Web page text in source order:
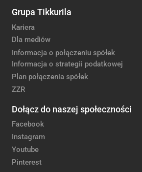
Grupa Tikkurila
Kariera
Dla mediów
Informacja o połączeniu spółek
Informacja o strategii podatkowej
Plan połączenia spółek
ZZR
Dołącz do naszej społeczności
Facebook
Instagram
Youtube
Pinterest